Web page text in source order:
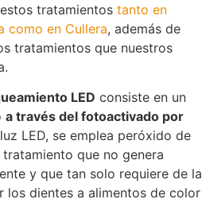
tratamientos tanto en
como en Cullera, además de
tratamientos que nuestros
LED consiste en un
a través del fotoactivado por
LED, se emplea peróxido de
que no genera
y que tan solo requiere de la
los dientes a alimentos de color